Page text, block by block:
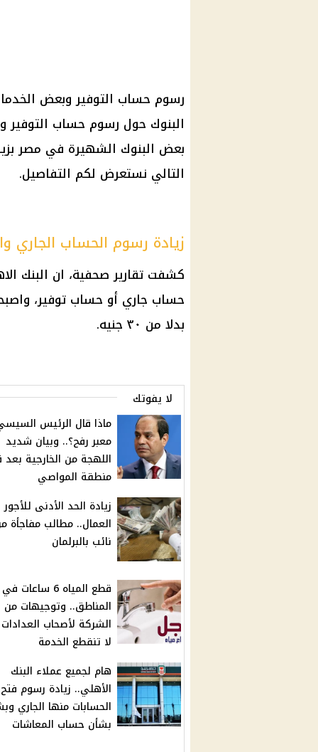
رسوم حساب التوفيروبعض
البنوك حول رسوم حساب التوفير
بعض البنوك الشهيرة في مصر
التالي نستعرض لكم التفاصيل.
زيادة رسوم الحساب الجاري
كشفت تقارير صحفية، ان البنك
حساب جاري أو حساب توفير،
بدلا من ٣٠ جنيه.
لا يفوتك
ماذا قال الرئيس
معبر رفح؟.. وبيان شديد
اللهجة من الخارجية
منطقة المواصي
زيادة الحد الأدنى
العمال.. مطالب مفاجأة
نائب بالبرلمان
قطع المياه 6
المناطق.. وتوجيهات من
الشركة لأصحاب
لا تنقطع الخدمة
هام لجميع عملاء البنك
الأهلي.. زيادة رسوم فتح
الحسابات منها الجاري
بشأن حساب المعاشات